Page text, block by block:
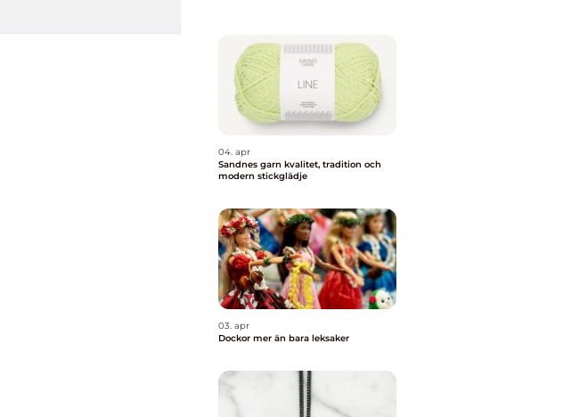
04. apr
Sandnes garn kvalitet, tradition och
modern stickglädje
03. apr
Dockor mer än bara leksaker